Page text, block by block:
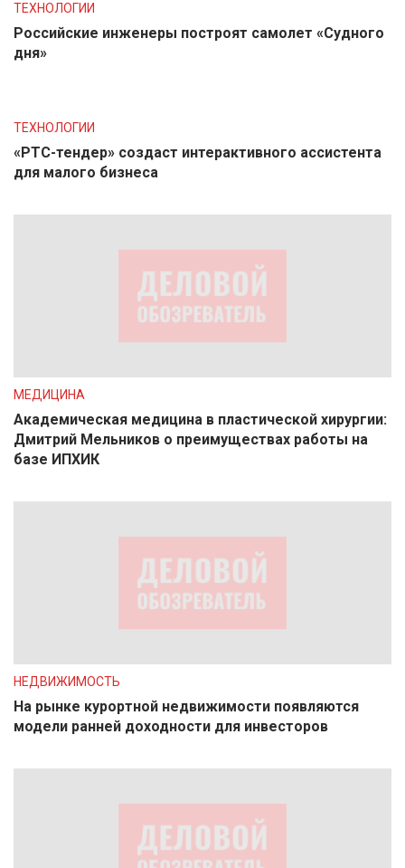
ТЕХНОЛОГИИ
Российские инженеры построят самолет «Судного
дня»
ТЕХНОЛОГИИ
«РТС-тендер» создаст интерактивного ассистента
для малого бизнеса
МЕДИЦИНА
Академическая медицина в пластической хирургии:
Дмитрий Мельников о преимуществах работы на
базе ИПХИК
НЕДВИЖИМОСТЬ
На рынке курортной недвижимости появляются
модели ранней доходности для инвесторов